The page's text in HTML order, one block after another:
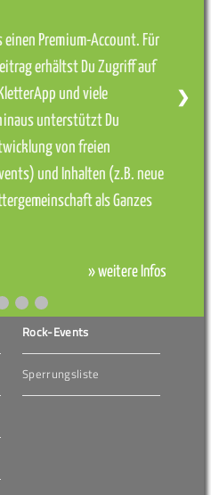
einen Premium-Account. Für
erhältst Du Zugriff auf
und viele
unterstützt Du
von freien
und Inhalten (z.B. neue
als Ganzes
» weitere Infos
❯
Rock-Events
Sperrungsliste